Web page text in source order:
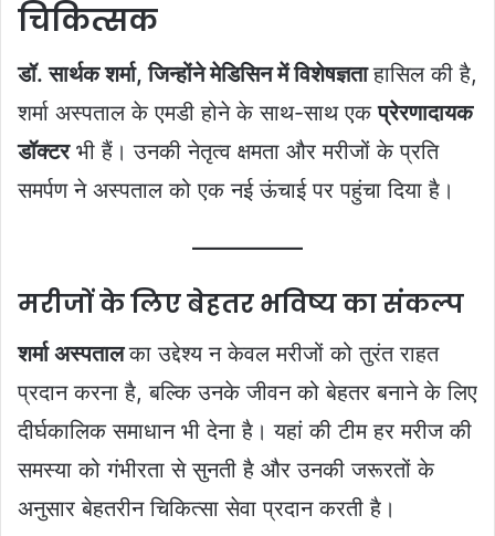
चिकित्सक
डॉ. सार्थक शर्मा, जिन्होंने मेडिसिन में विशेषज्ञताहासिल की है,
शर्मा अस्पताल के एमडी होने के साथ-साथ एकप्रेरणादायक
डॉक्टरभी हैं। उनकी नेतृत्व क्षमता और मरीजों के प्रति
समर्पण ने अस्पताल को एक नई ऊंचाई पर पहुंचा दिया है।
मरीजों के लिए बेहतर भविष्य का संकल्प
शर्मा अस्पतालका उद्देश्य न केवल मरीजों को तुरंत राहत
प्रदान करना है, बल्कि उनके जीवन को बेहतर बनाने के लिए
दीर्घकालिक समाधान भी देना है। यहां की टीम हर मरीज की
समस्या को गंभीरता से सुनती है और उनकी जरूरतों के
अनुसार बेहतरीन चिकित्सा सेवा प्रदान करती है।